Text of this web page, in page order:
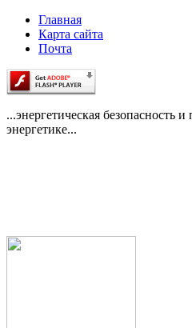
Главная
Карта сайта
Почта
...энергетическая безопасность
энергетике...